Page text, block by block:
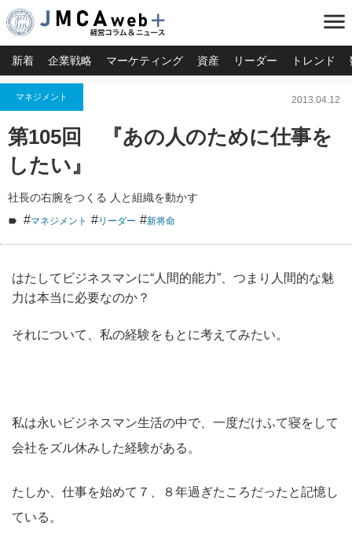
menu
新着 企業戦略 マーケティング 資産 リーダー トレンド
マネジメント 2013.04.12
第105回 『あの人のために仕事を
したい』
社長の右腕をつくる 人と組織を動かす
#マネジメント #リーダー #新将命
はたしてビジネスマンに“人間的能力”、つまり人間的な魅
力は本当に必要なのか？
それについて、私の経験をもとに考えてみたい。
私は永いビジネスマン生活の中で、一度だけふて寝をして
会社をズル休みした経験がある。
たしか、仕事を始めて７、８年過ぎたころだったと記憶し
ている。